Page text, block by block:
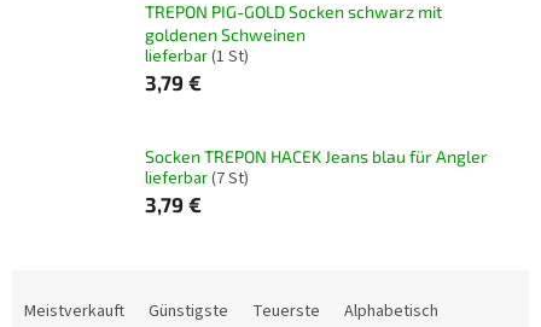
TREPON PIG-GOLD Socken schwarz mit
goldenen Schweinen
lieferbar(1 St)
3,79 €
Socken TREPON HACEK Jeans blau für Angler
lieferbar(7 St)
3,79 €
Meistverkauft Günstigste Teuerste Alphabetisch